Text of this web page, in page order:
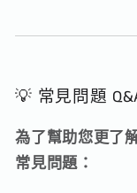
💡 常見問題
為了幫助您更了
常見問題：